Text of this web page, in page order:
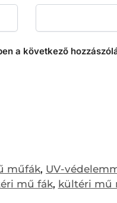
a következő
műfák, UV-
mű fák, kültéri mű